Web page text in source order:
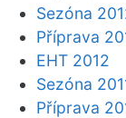
Sezóna
Příprava
EHT 2012
Sezóna
Příprava